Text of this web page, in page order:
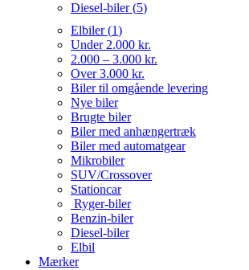
Diesel-biler (5)
Elbiler (1)
Under 2.000 kr.
2.000 – 3.000 kr.
Over 3.000 kr.
Biler til omgående levering
Nye biler
Brugte biler
Biler med anhængertræk
Biler med automatgear
Mikrobiler
SUV/Crossover
Stationcar
Ryger-biler
Benzin-biler
Diesel-biler
Elbil
Mærker